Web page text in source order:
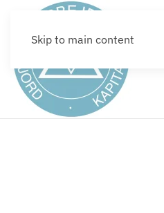
Skip to main content